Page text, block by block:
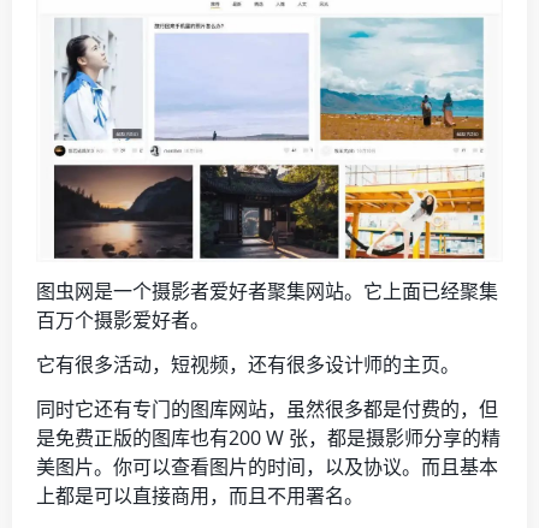
图虫网是一个摄影者爱好者聚集网站。它上面已经聚集
百万个摄影爱好者。
它有很多活动，短视频，还有很多设计师的主页。
同时它还有专门的图库网站，虽然很多都是付费的，但
是免费正版的图库也有200 W 张，都是摄影师分享的精
美图片。你可以查看图片的时间，以及协议。而且基本
上都是可以直接商用，而且不用署名。